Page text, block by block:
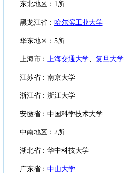
东北地区：1所
黑龙江省： 哈尔滨工业大学
华东地区：5所
上海市： 上海交通大学、 复旦大学
江苏省：南京大学
浙江省：浙江大学
安徽省：中国科学技术大学
中南地区：2所
湖北省：华中科技大学
广东省： 中山大学